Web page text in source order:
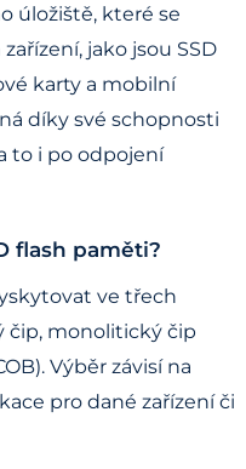
úložiště, které se
jako jsou SSD
karty a mobilní
díky své schopnosti
to i po odpojení
flash paměti?
ve třech
čip, monolitický čip
Výběr závisí na
pro dané zařízení či